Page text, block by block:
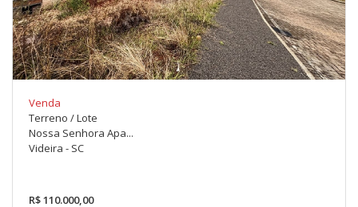
Venda
Terreno / Lote
Nossa Senhora Apa...
Videira - SC
R$ 110.000,00